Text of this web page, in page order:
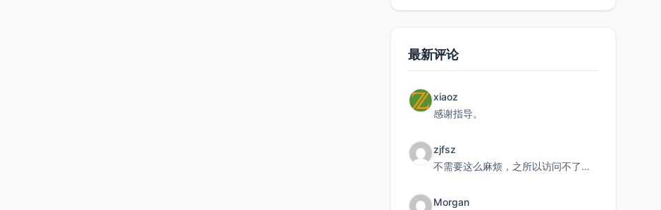
最新评论
xiaoz
感谢指导。
zjfsz
不需要这么麻烦，之所以访问不了，是由于非对称路由的问题，在爱快主路由添加一条静态路由192.168.
Morgan